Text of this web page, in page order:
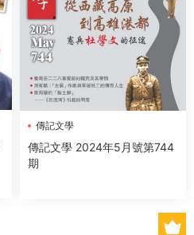
傳記文學
傳記文學 2024年5月號第744
期